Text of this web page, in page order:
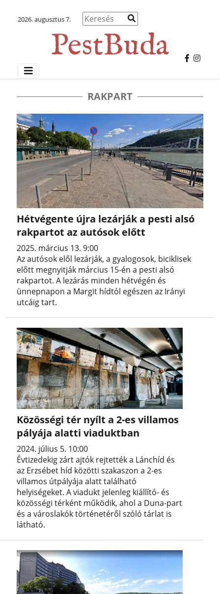
2026. augusztus 7.
RAKPART
Hétvégente újra lezárják a pesti alsó
rakpartot az autósok előtt
2025. március 13. 9:00
Az autósok elől lezárják, a gyalogosok, biciklisek
előtt megnyitják március 15-én a pesti alsó
rakpartot. A lezárás minden hétvégén és
ünnepnapon a Margit hídtól egészen az Irányi
utcáig tart.
Közösségi tér nyílt a 2-es villamos
pályája alatti viaduktban
2024. július 5. 10:00
Évtizedekig zárt ajtók rejtették a Lánchíd és
az Erzsébet híd közötti szakaszon a 2-es
villamos útpályája alatt található
helyiségeket. A viadukt jelenleg kiállító- és
közösségi térként működik, ahol a Duna-part
és a városlakók történetéről szóló tárlat is
látható.